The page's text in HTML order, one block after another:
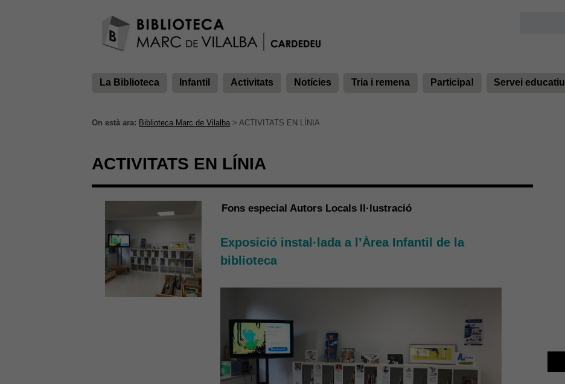
La Biblioteca Infantil Activitats Notícies Tria i remena Participa! Servei educatiu
On està ara: Biblioteca Marc de Vilalba > ACTIVITATS EN LÍNIA
ACTIVITATS EN LÍNIA
Fons especial Autors Locals Il·lustració
Exposició instal·lada a l’Àrea Infantil de la
biblioteca